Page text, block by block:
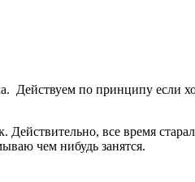
Действуем по принципу если
все время
чем нибудь занятся.